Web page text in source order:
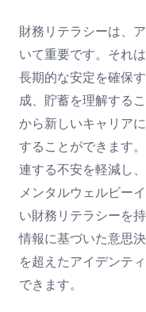
財務リテラシーは、
いて重要です。それ
長期的な安定を確保
成、貯蓄を理解する
から新しいキャリア
することができます
連する不安を軽減し
メンタルウェルビー
い財務リテラシーを
情報に基づいた意思
を超えたアイデンテ
できます。